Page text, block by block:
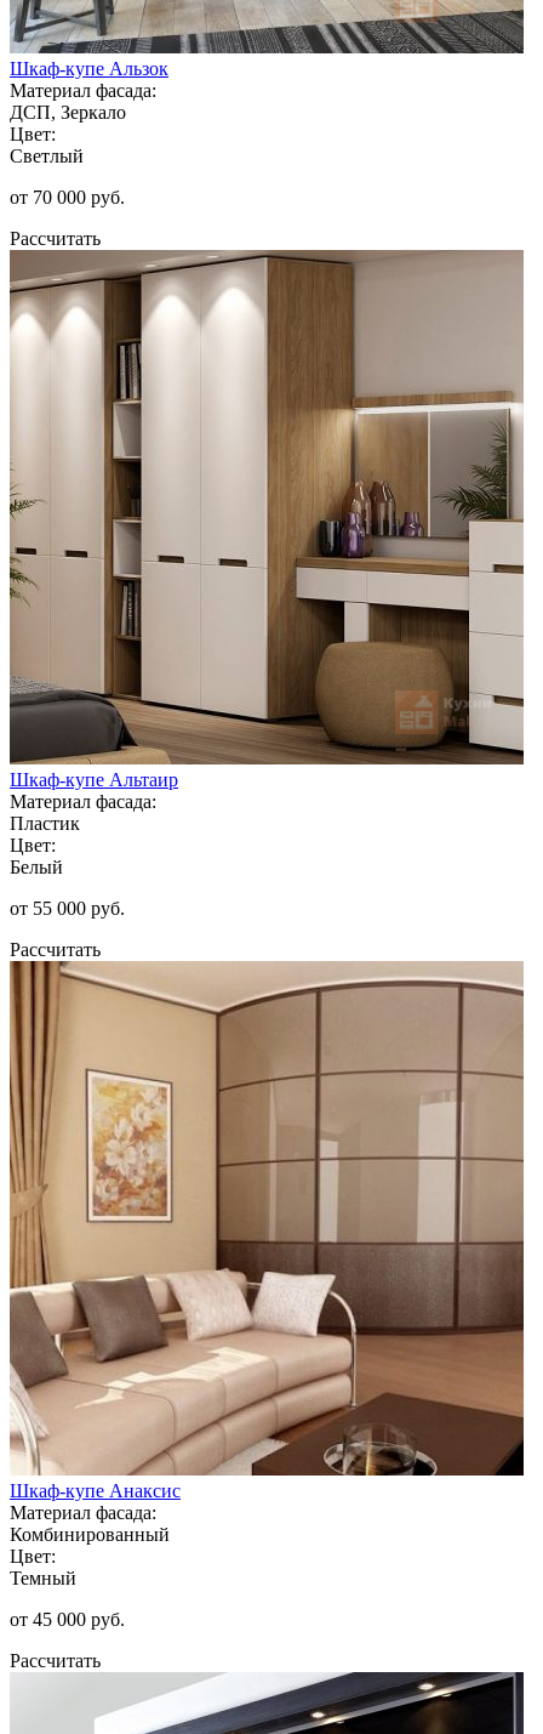
Шкаф-купе Альзок
Материал фасада:
ДСП, Зеркало
Цвет:
Светлый
от 70 000 руб.
Рассчитать
Шкаф-купе Альтаир
Материал фасада:
Пластик
Цвет:
Белый
от 55 000 руб.
Рассчитать
Шкаф-купе Анаксис
Материал фасада:
Комбинированный
Цвет:
Темный
от 45 000 руб.
Рассчитать